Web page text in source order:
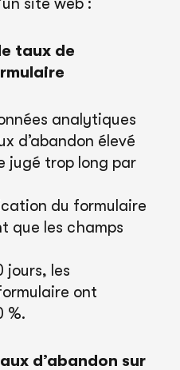
taux de
analytiques
d’abandon élevé
jugé trop long par
du formulaire
que les champs
jours, les
ont
%.
d’abandon sur